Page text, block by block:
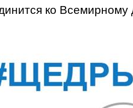
ко Всемирному